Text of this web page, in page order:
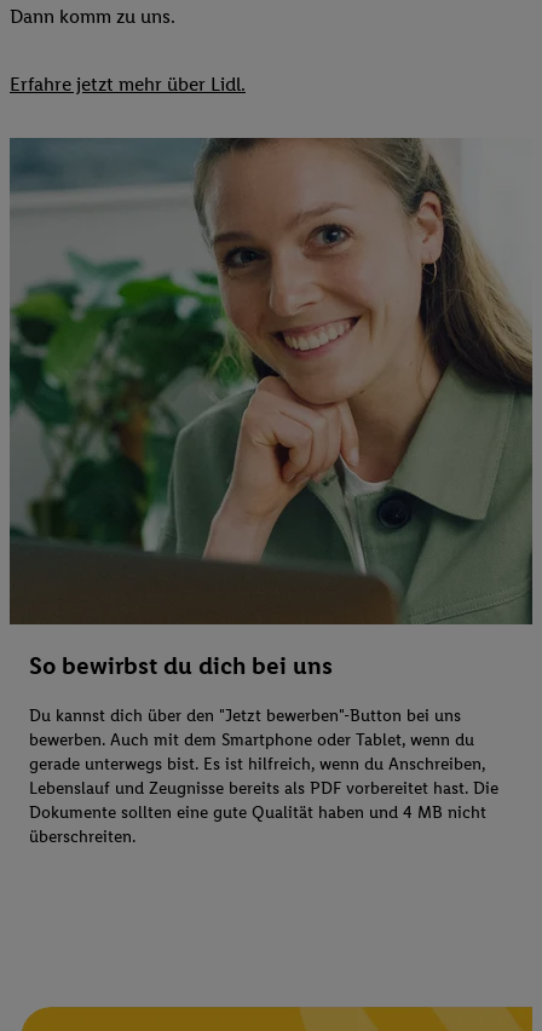
Dann komm zu uns.​
Erfahre jetzt mehr über Lidl.
So bewirbst du dich bei uns
Du kannst dich über den "Jetzt bewerben"-Button bei uns
bewerben. Auch mit dem Smartphone oder Tablet, wenn du
gerade unterwegs bist. Es ist hilfreich, wenn du Anschreiben,
Lebenslauf und Zeugnisse bereits als PDF vorbereitet hast. Die
Dokumente sollten eine gute Qualität haben und 4 MB nicht
überschreiten.